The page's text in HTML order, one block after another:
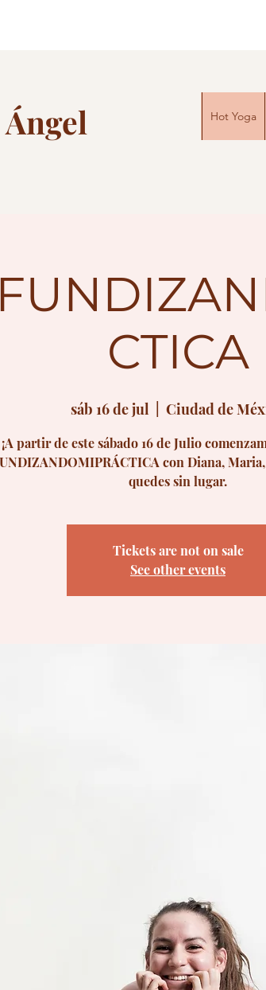
Ángel Hot Yoga
CTICA
sáb 16 de jul Ciudad de
¡A partir de este sábado 16 de Julio
con Diana,
quedes sin lugar.
Tickets are not on sale
See other events